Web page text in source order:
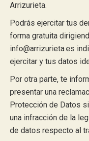
Arrizurieta.
Podrás ejercitar tus
forma gratuita
info@arrizurieta.es
ejercitar y tus datos
Por otra parte, te
presentar una
Protección de Datos
una infracción de la
de datos respecto al